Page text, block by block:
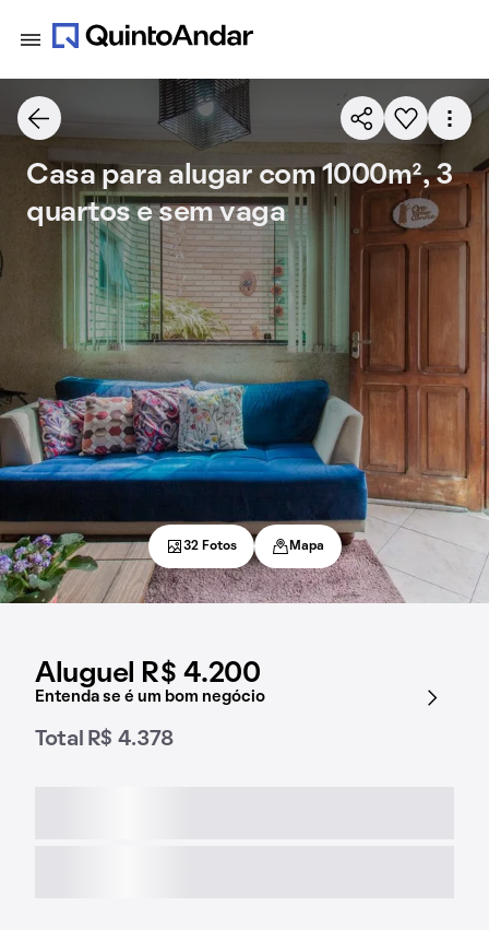
Aluguel R$ 4.200
Entenda se é um bom negócio
Total R$ 4.378
Casa para alugar com 1000m², 3
quartos e sem vaga
32 Fotos Mapa